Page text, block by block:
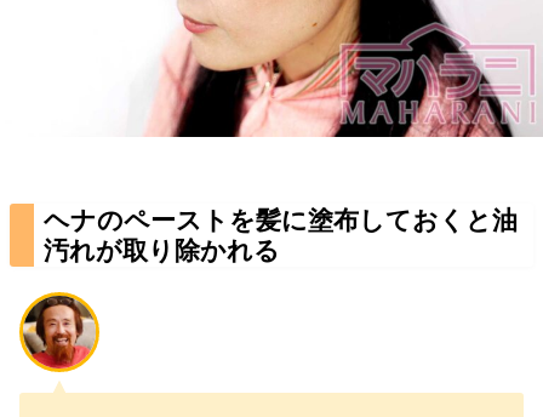
ヘナのペーストを髪に塗布しておくと油
汚れが取り除かれる